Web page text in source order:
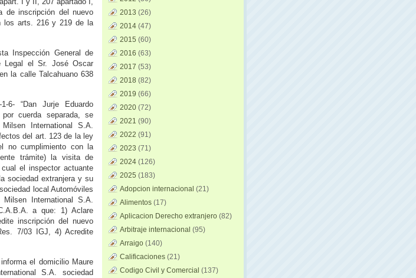
de inscripción del nuevo
los arts. 216 y 219 de la
Inspección General de
Legal el Sr. José Oscar
la calle Talcahuano 638
6- “Dan Jurje Eduardo
cuerda separada, se
International S.A.
del art. 123 de la ley
no cumplimiento con la
trámite) la visita de
el inspector actuante
sociedad extranjera y su
local Automóviles
International S.A.
a que: 1) Aclare
inscripción del nuevo
7/03 IGJ, 4) Acredite
el domicilio Maure
S.A. sociedad
2013 (26)
2014 (47)
2015 (60)
2016 (63)
2017 (53)
2018 (82)
2019 (66)
2020 (72)
2021 (90)
2022 (91)
2023 (71)
2024 (126)
2025 (183)
Adopcion internacional (21)
Alimentos (17)
Aplicacion Derecho extranjero (82)
Arbitraje internacional (95)
Arraigo (140)
Calificaciones (21)
Codigo Civil y Comercial (137)